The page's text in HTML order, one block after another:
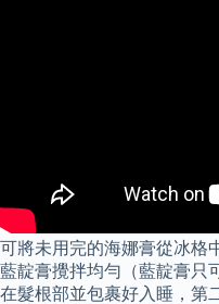
可將未用完的海娜膏從冰格
藍靛膏攪拌均勻（藍靛膏只
在髮根部並包裹好入睡，第